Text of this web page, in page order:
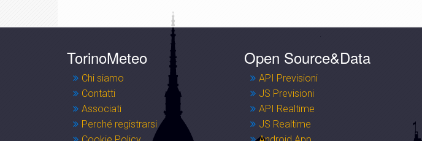
TorinoMeteo
Chi siamo
Contatti
Associati
Perché registrarsi
Open Source&Data
API Previsioni
JS Previsioni
API Realtime
JS Realtime